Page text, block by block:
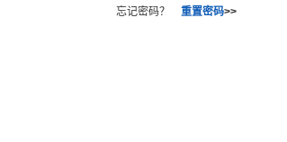
忘记密码？ 重置密码>>